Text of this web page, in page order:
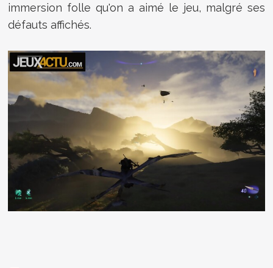
immersion folle qu'on a aimé le jeu, malgré ses
défauts affichés.